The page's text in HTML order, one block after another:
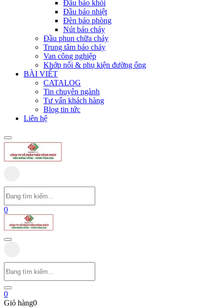
Đầu báo khói
Đầu báo nhiệt
Đèn báo phòng
Nút báo cháy
Đầu phun chữa cháy
Trung tâm báo cháy
Van công nghiệp
Khớp nối & phụ kiện đường ống
BÀI VIẾT
CATALOG
Tin chuyên ngành
Tư vấn khách hàng
Blog tin tức
Liên hệ
0
0
Giỏ hàng0